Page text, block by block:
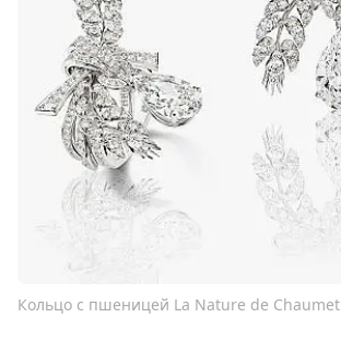
Кольцо с пшеницей La Nature de Chaumet